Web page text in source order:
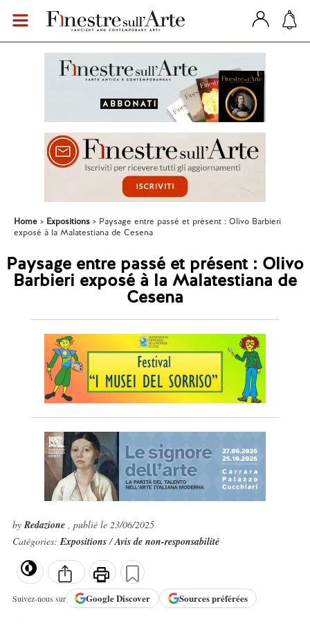
Home Expositions
Paysage entre passé et présent : Olivo Barbieri
exposé à la Malatestiana de Cesena
Paysage entre passé et présent : Olivo
Barbieri exposé à la Malatestiana de
Cesena
byRedazione , publié le 23/06/2025
Catégories:Expositions/Avis de non-responsabilité
Suivez-nous sur GoogleDiscover Sources préférées